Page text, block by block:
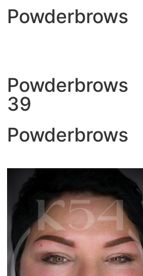
Powderbrows
Powderbrows
39
Powderbrows